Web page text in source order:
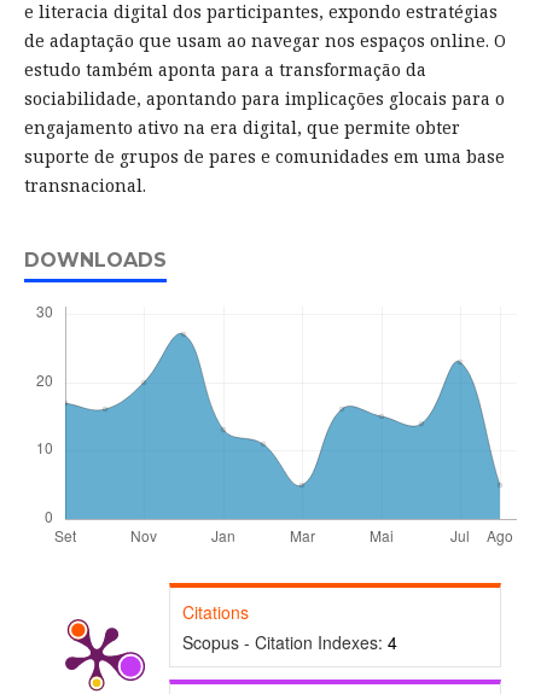
e literacia digital dos participantes, expondo estratégias
de adaptação que usam ao navegar nos espaços online. O
estudo também aponta para a transformação da
sociabilidade, apontando para implicações glocais para o
engajamento ativo na era digital, que permite obter
suporte de grupos de pares e comunidades em uma base
transnacional.
DOWNLOADS
Citations
Scopus - Citation Indexes: 4